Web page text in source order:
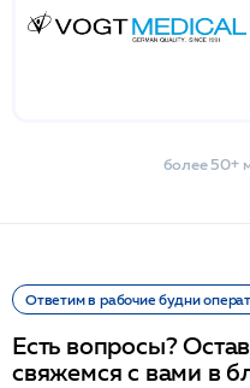
более 50+
Ответим в рабочие будни
Есть вопросы?
свяжемся с вами в